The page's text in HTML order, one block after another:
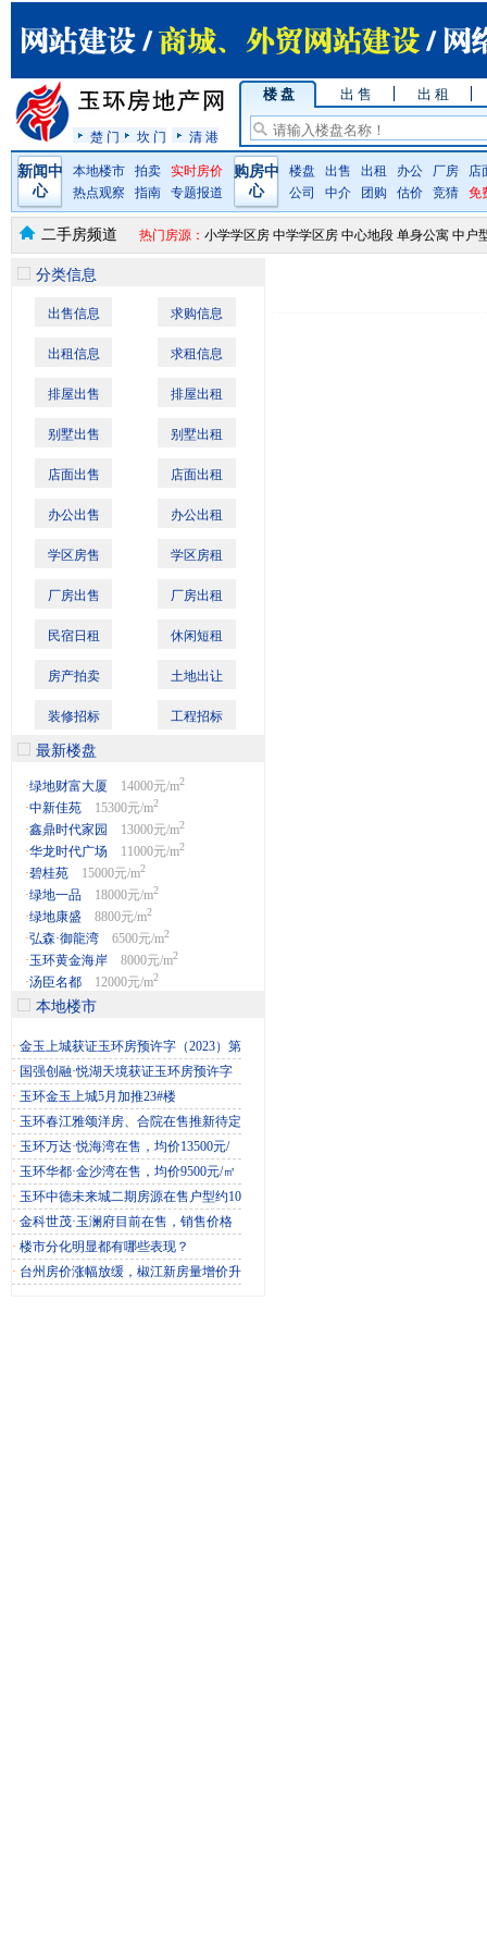
楚 门 坎 门 清 港
楼 盘 出 售 出 租
新闻中
心
本地楼市 拍卖
实时房价
热点观察
指南 专题报道
购房中
心
楼盘 出售 出租 办公 厂房
店
公司
中介 团购 估价 竞猜 免
二手房频道 热门房源： 小学学区房 中学学区房 中心地段 单身公寓 中户
分类信息
出售信息 求购信息
出租信息 求租信息
排屋出售 排屋出租
别墅出售 别墅出租
店面出售 店面出租
办公出售 办公出租
学区房售 学区房租
厂房出售 厂房出租
民宿日租 休闲短租
房产拍卖 土地出让
装修招标 工程招标
最新楼盘
·绿地财富大厦 14000元/m2
·中新佳苑 15300元/m2
·鑫鼎时代家园 13000元/m2
·华龙时代广场 11000元/m2
·碧桂苑 15000元/m2
·绿地一品 18000元/m2
·绿地康盛 8800元/m2
·弘森·御龍湾 6500元/m2
·玉环黄金海岸 8000元/m2
·汤臣名都 12000元/m2
本地楼市
· 金玉上城获证玉环房预许字（2023）第
· 国强创融·悦湖天境获证玉环房预许字
· 玉环金玉上城5月加推23#楼
· 玉环春江雅颂洋房、合院在售推新待定
· 玉环万达·悦海湾在售，均价13500元/
· 玉环华都·金沙湾在售，均价9500元/㎡
· 玉环中德未来城二期房源在售户型约10
· 金科世茂·玉澜府目前在售，销售价格
· 楼市分化明显都有哪些表现？
· 台州房价涨幅放缓，椒江新房量增价升